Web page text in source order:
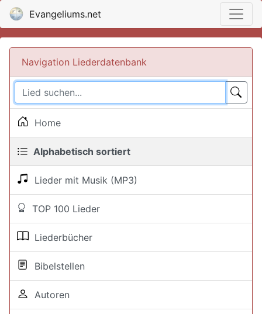
Evangeliums.net
Navigation Liederdatenbank
Home
Alphabetisch sortiert
Lieder mit Musik (MP3)
TOP 100 Lieder
Liederbücher
Bibelstellen
Autoren